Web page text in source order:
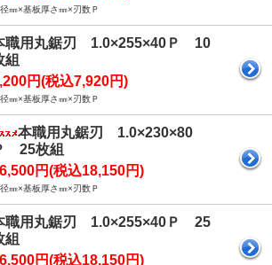
㎜×基板厚さ㎜×刃数Ｐ
職用丸鋸刃 1.0×255×40Ｐ 10
組
円(税込7,920円)
㎜×基板厚さ㎜×刃数Ｐ
本職用丸鋸刃 1.0×230×80
25枚組
円(税込18,150円)
㎜×基板厚さ㎜×刃数Ｐ
職用丸鋸刃 1.0×255×40Ｐ 25
組
円(税込18,150円)